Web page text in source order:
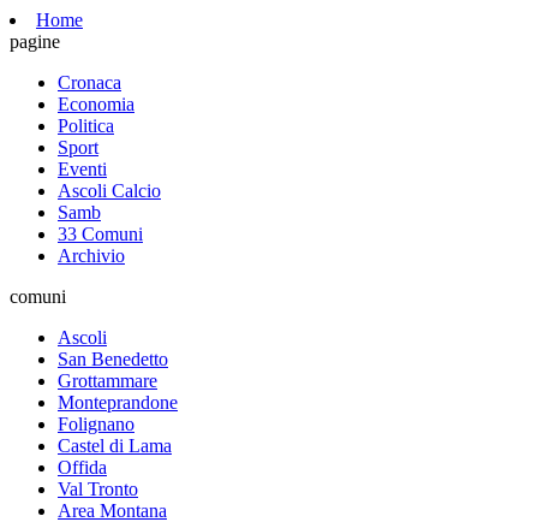
Home
pagine
Cronaca
Economia
Politica
Sport
Eventi
Ascoli Calcio
Samb
33 Comuni
Archivio
comuni
Ascoli
San Benedetto
Grottammare
Monteprandone
Folignano
Castel di Lama
Offida
Val Tronto
Area Montana